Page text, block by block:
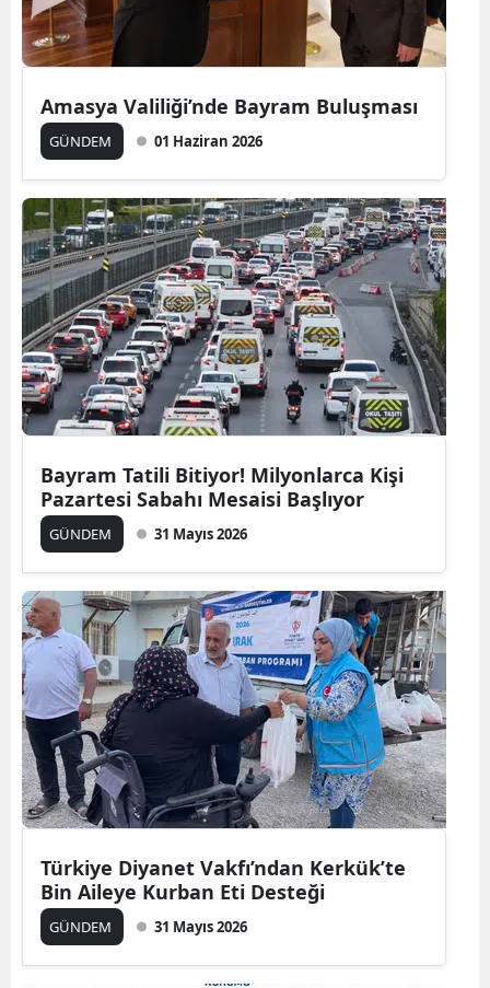
Amasya Valiliği’nde Bayram Buluşması
GÜNDEM 01 Haziran 2026
Bayram Tatili Bitiyor! Milyonlarca Kişi
Pazartesi Sabahı Mesaisi Başlıyor
GÜNDEM 31 Mayıs 2026
Türkiye Diyanet Vakfı’ndan Kerkük’te
Bin Aileye Kurban Eti Desteği
GÜNDEM 31 Mayıs 2026